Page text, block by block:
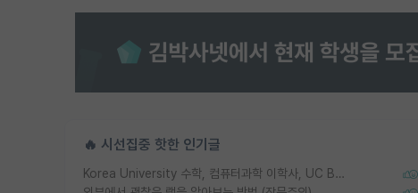
🔥 시선집중 핫한 인기글
Korea University 수학, 컴퓨터과학 이학사, UC Berkeley 산업공학 대학원 공학박사가 되는 것은 쉽지 않겠죠?